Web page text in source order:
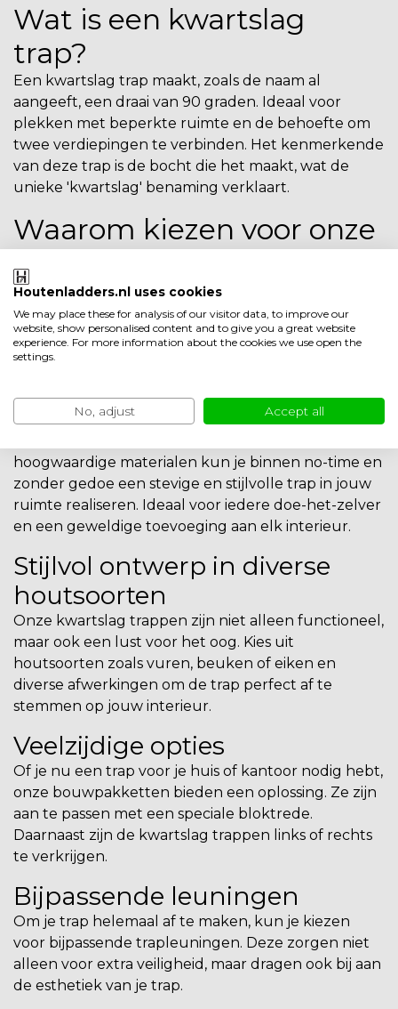
Wat is een kwartslag
trap?
Een kwartslag trap maakt, zoals de naam al
aangeeft, een draai van 90 graden. Ideaal voor
plekken met beperkte ruimte en de behoefte om
twee verdiepingen te verbinden. Het kenmerkende
van deze trap is de bocht die het maakt, wat de
unieke 'kwartslag' benaming verklaart.
Waarom kiezen voor onze
bouwpakketten?
Gemakkelijke installatie
Geen stress over uren van ingewikkelde montage.
Onze bouwpakketten, of je nu kiest voor een
kwartslag of
zelf de handen uit de mouwen wil steken.
hoogwaardige materialen kun je binnen no-time en
zonder gedoe een stevige en stijlvolle trap in jouw
ruimte realiseren. Ideaal voor iedere doe-het-zelver
en een geweldige toevoeging aan elk interieur.
Stijlvol ontwerp in diverse
houtsoorten
Onze kwartslag trappen zijn niet alleen functioneel,
maar ook een lust voor het oog. Kies uit
houtsoorten zoals vuren, beuken of eiken en
diverse afwerkingen om de trap perfect af te
stemmen op jouw interieur.
Veelzijdige opties
Of je nu een trap voor je huis of kantoor nodig hebt,
onze bouwpakketten bieden een oplossing. Ze zijn
aan te passen met een speciale bloktrede.
Daarnaast zijn de kwartslag trappen links of rechts
te verkrijgen.
Bijpassende leuningen
Om je trap helemaal af te maken, kun je kiezen
voor bijpassende trapleuningen. Deze zorgen niet
alleen voor extra veiligheid, maar dragen ook bij aan
de esthetiek van je trap.
Houtenladders.nl uses cookies
We may place these for analysis of our visitor data, to improve our
website, show personalised content and to give you a great website
experience. For more information about the cookies we use open the
settings.
No, adjust Accept all